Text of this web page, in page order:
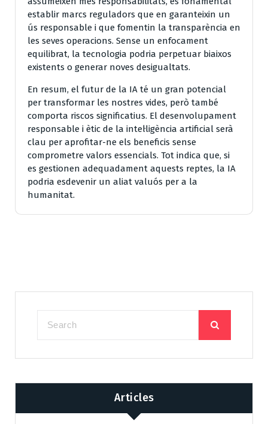
establir marcs reguladors que en garanteixin un
ús responsable i que fomentin la transparència en
les seves operacions. Sense un enfocament
equilibrat, la tecnologia podria perpetuar biaixos
existents o generar noves desigualtats.
En resum, el futur de la IA té un gran potencial
per transformar les nostres vides, però també
comporta riscos significatius. El desenvolupament
responsable i ètic de la intel·ligència artificial serà
clau per aprofitar-ne els beneficis sense
comprometre valors essencials. Tot indica que, si
es gestionen adequadament aquests reptes, la IA
podria esdevenir un aliat valuós per a la
humanitat.
Articles